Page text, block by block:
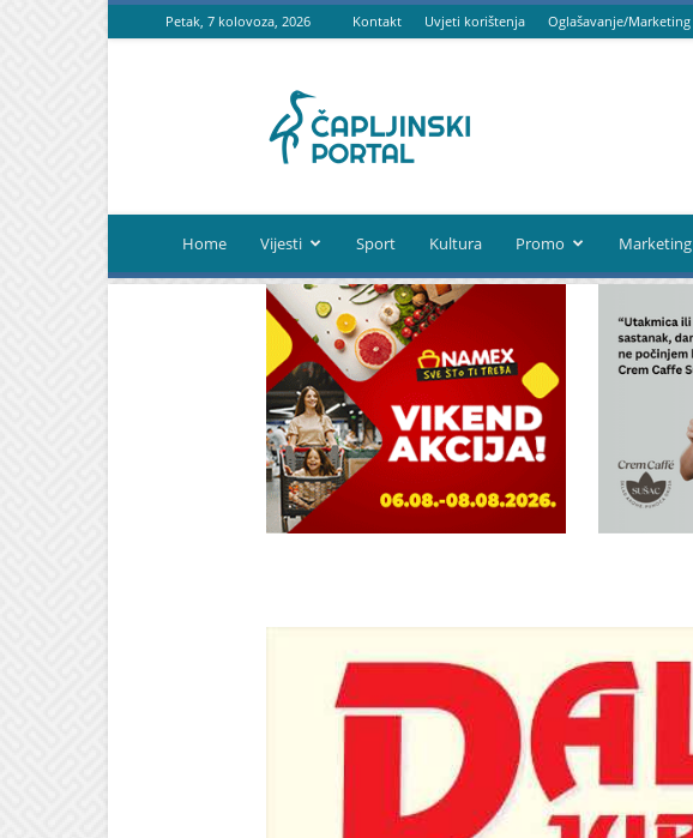
Petak, 7 kolovoza, 2026 Kontakt Uvjeti korištenja Oglašavanje/Marketing
portal
Home Vijesti Sport Kultura Promo Marketing